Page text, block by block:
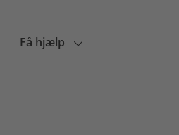
Få hjælp